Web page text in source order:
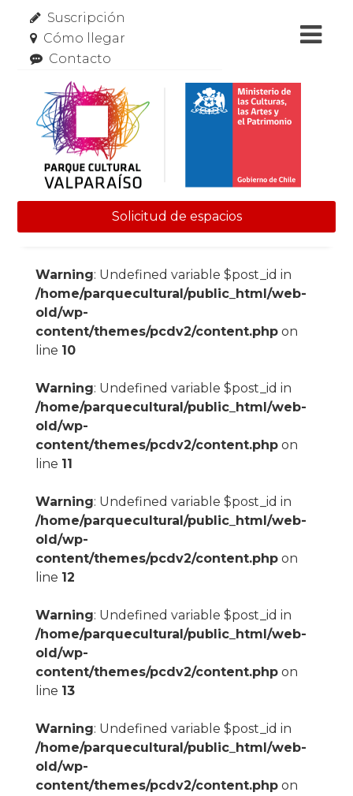
Suscripción
Cómo llegar
Contacto
Solicitud de espacios
Warning: Undefined variable $post_id in
/home/parquecultural/public_html/web-
old/wp-
content/themes/pcdv2/content.phpon
line 10
Warning: Undefined variable $post_id in
/home/parquecultural/public_html/web-
old/wp-
content/themes/pcdv2/content.phpon
line 11
Warning: Undefined variable $post_id in
/home/parquecultural/public_html/web-
old/wp-
content/themes/pcdv2/content.phpon
line 12
Warning: Undefined variable $post_id in
/home/parquecultural/public_html/web-
old/wp-
content/themes/pcdv2/content.phpon
line 13
Warning: Undefined variable $post_id in
/home/parquecultural/public_html/web-
old/wp-
content/themes/pcdv2/content.phpon